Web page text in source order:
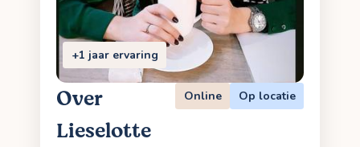
+1 jaar ervaring
Over
Lieselotte
Online Op locatie